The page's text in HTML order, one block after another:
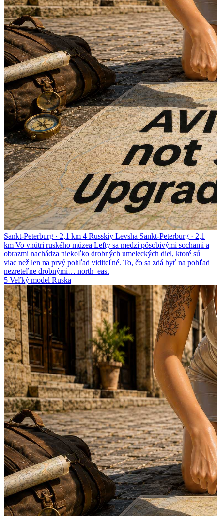
Sankt-Peterburg · 2,1 km 4 Russkiy Levsha Sankt-Peterburg · 2,1
km Vo vnútri ruského múzea Lefty sa medzi pôsobivými sochami a
obrazmi nachádza niekoľko drobných umeleckých diel, ktoré sú
viac než len na prvý pohľad viditeľné. To, čo sa zdá byť na pohľad
nezreteľne drobnými… north_east
5 Veľký model Ruska